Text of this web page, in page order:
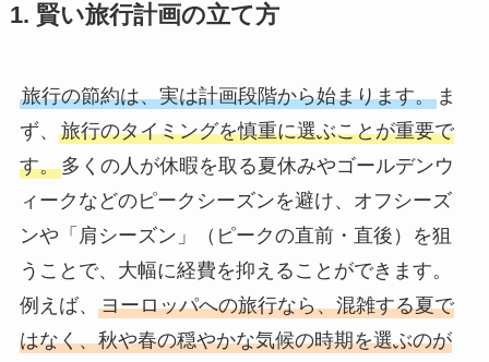
1. 賢い旅行計画の立て方
旅行の節約は、実は計画段階から始まります。ま
ず、 旅行のタイミングを慎重に選ぶことが重要で
す。多くの人が休暇を取る夏休みやゴールデンウ
ィークなどのピークシーズンを避け、オフシーズ
ンや「肩シーズン」（ピークの直前・直後）を狙
うことで、大幅に経費を抑えることができます。
例えば、 ヨーロッパへの旅行なら、混雑する夏で
はなく、秋や春の穏やかな気候の時期を選ぶのが